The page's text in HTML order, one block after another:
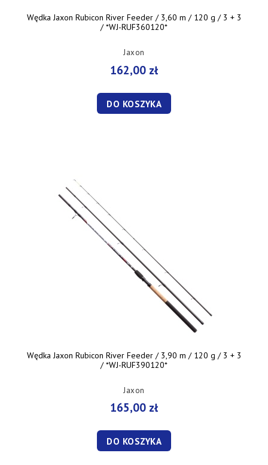
Wędka Jaxon Rubicon River Feeder / 3,60 m / 120 g / 3 + 3
/ *WJ-RUF360120*
Jaxon
162,00 zł
DO KOSZYKA
Wędka Jaxon Rubicon River Feeder / 3,90 m / 120 g / 3 + 3
/ *WJ-RUF390120*
Jaxon
165,00 zł
DO KOSZYKA